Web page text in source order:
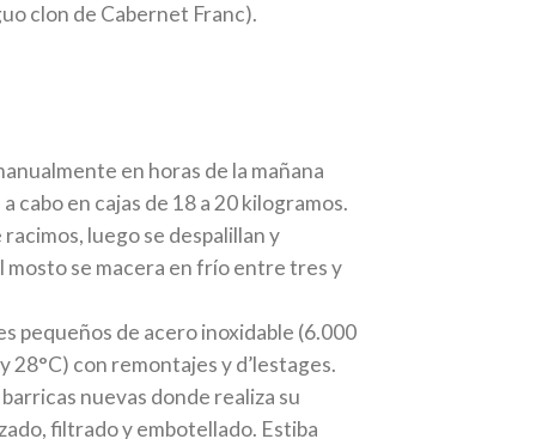
clon de Cabernet Franc).
en horas de la mañana
cabo en cajas de 18 a 20 kilogramos.
luego se despalillan y
mosto se macera en frío entre tres y
pequeños de acero inoxidable (6.000
con remontajes y d’lestages.
nuevas donde realiza su
filtrado y embotellado. Estiba